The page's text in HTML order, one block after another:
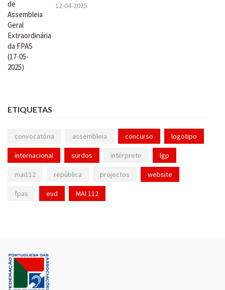
12-04-2025
ETIQUETAS
convocatória assembleia concurso logotipo
internacional surdos intérprete lgp
mai112 república projectos website
fpas eud MAI 112